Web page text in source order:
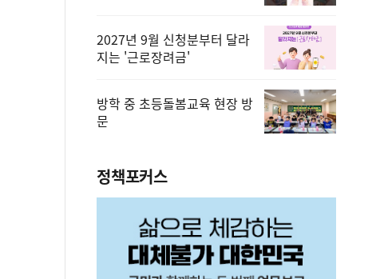
2027년 9월 신청분부터 달라
지는 '근로장려금'
방학 중 초등돌봄교육 현장 방
문
정책포커스